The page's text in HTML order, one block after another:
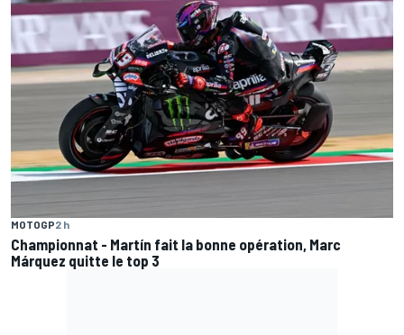
MOTOGP2 h
Championnat - Martín fait la bonne opération, Marc
Márquez quitte le top 3